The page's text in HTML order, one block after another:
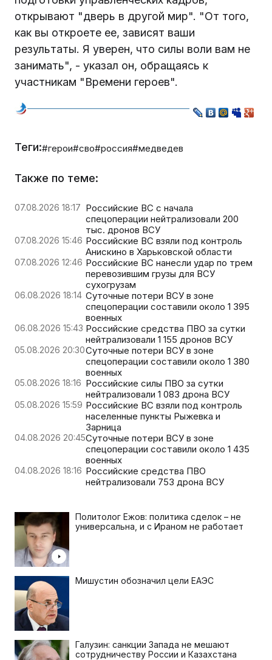
открывают "дверь в другой мир". "От того,
как вы откроете ее, зависят ваши
результаты. Я уверен, что силы воли вам не
занимать", - указал он, обращаясь к
участникам "Времени героев".
Теги:#герои#сво#россия#медведев
Также по теме:
07.08.2026 18:17 Российские ВС с начала
спецоперации нейтрализовали 200
тыс. дронов ВСУ
07.08.2026 15:46 Российские ВС взяли под контроль
Анискино в Харьковской области
07.08.2026 12:46 Российские ВС нанесли удар по трем
перевозившим грузы для ВСУ
сухогрузам
06.08.2026 18:14 Суточные потери ВСУ в зоне
спецоперации составили около 1 395
военных
06.08.2026 15:43 Российские средства ПВО за сутки
нейтрализовали 1 155 дронов ВСУ
05.08.2026 20:30Суточные потери ВСУ в зоне
спецоперации составили около 1 380
военных
05.08.2026 18:16 Российские силы ПВО за сутки
нейтрализовали 1 083 дрона ВСУ
05.08.2026 15:59 Российские ВС взяли под контроль
населенные пункты Рыжевка и
Зарница
04.08.2026 20:45Суточные потери ВСУ в зоне
спецоперации составили около 1 435
военных
04.08.2026 18:16 Российские средства ПВО
нейтрализовали 753 дрона ВСУ
Политолог Ежов: политика сделок – не
универсальна, и с Ираном не работает
Мишустин обозначил цели ЕАЭС
Галузин: санкции Запада не мешают
сотрудничеству России и Казахстана